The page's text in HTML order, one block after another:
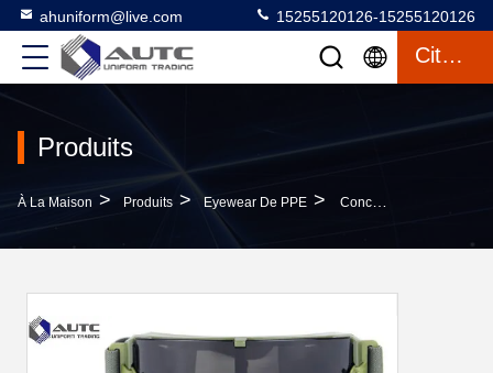
ahuniform@live.com 15255120126-15255120126
Citation
Produits
À La Maison > Produits > Eyewear De PPE > Conception Facile Colorée De Mode De Nettoyage Brouillard Militaire À L'épreuve Des Balles De Verres De Sûreté D'anti